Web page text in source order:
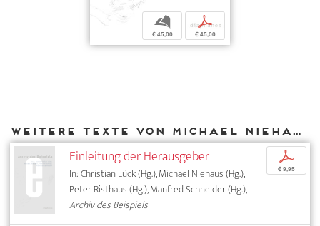
b
€ 45,00
p
€ 45,00
Weitere Texte von Michael Niehaus bei DIAPHANES
Einleitung der Herausgeber
In: Christian Lück (Hg.), Michael Niehaus (Hg.),
Peter Risthaus (Hg.), Manfred Schneider (Hg.),
Archiv des Beispiels
p
€ 9,95